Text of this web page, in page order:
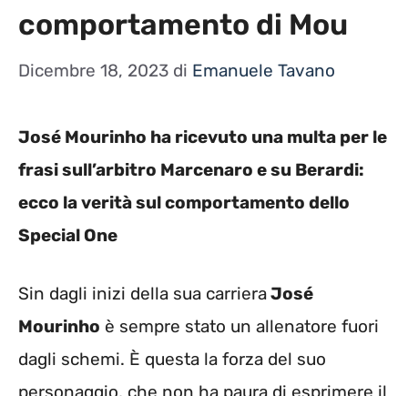
comportamento di Mou
Dicembre 18, 2023 di Emanuele Tavano
José Mourinho ha ricevuto una multa per le
frasi sull’arbitro Marcenaro e su Berardi:
ecco la verità sul comportamento dello
Special One
Sin dagli inizi della sua carrieraJosé
Mourinho è sempre stato un allenatore fuori
dagli schemi. È questa la forza del suo